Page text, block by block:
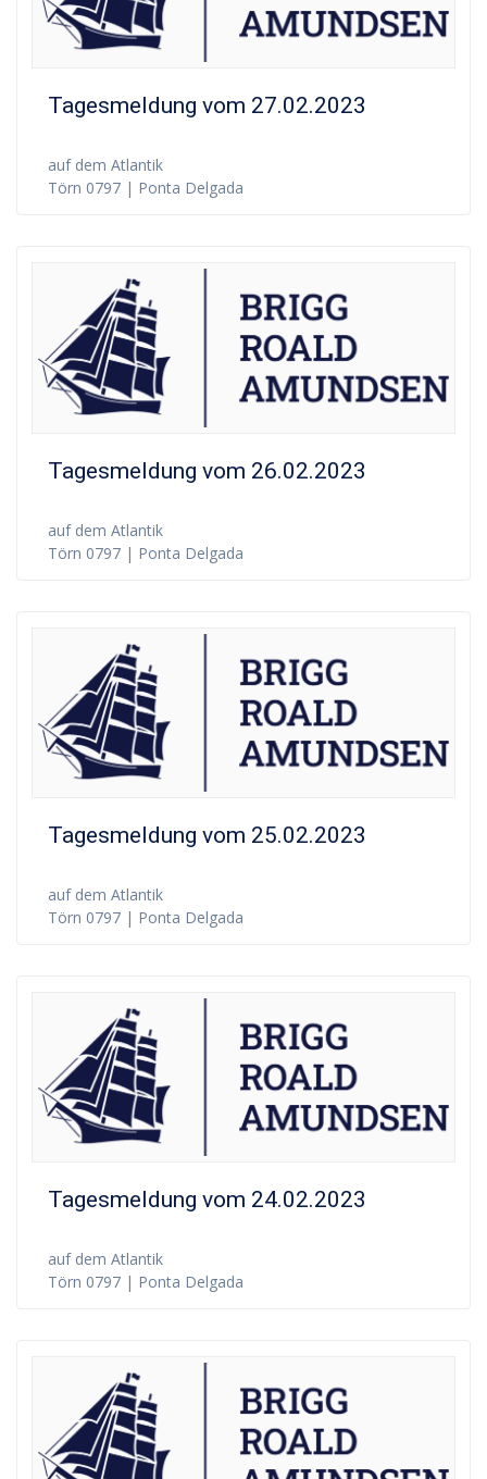
Tagesmeldung vom 27.02.2023
auf dem Atlantik
Törn 0797 | Ponta Delgada
Tagesmeldung vom 26.02.2023
auf dem Atlantik
Törn 0797 | Ponta Delgada
Tagesmeldung vom 25.02.2023
auf dem Atlantik
Törn 0797 | Ponta Delgada
Tagesmeldung vom 24.02.2023
auf dem Atlantik
Törn 0797 | Ponta Delgada